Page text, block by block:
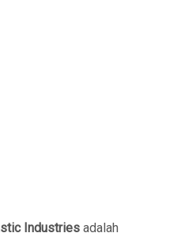
Industriesadalah